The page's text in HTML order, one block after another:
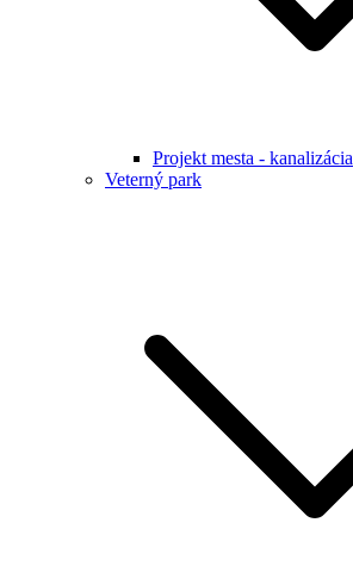
Projekt mesta - kanalizácia
Veterný park